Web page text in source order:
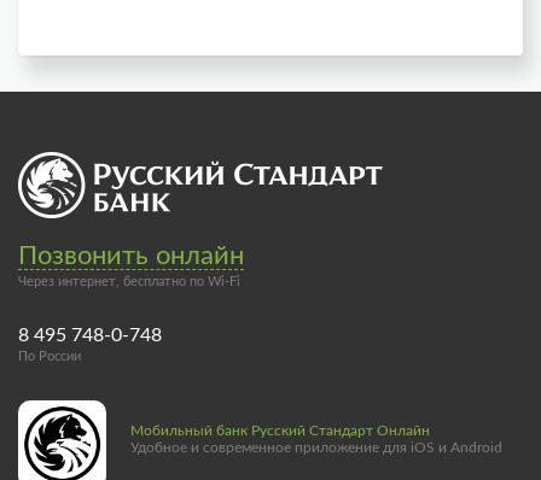
Позвонить онлайн
Через интернет, бесплатно по Wi-Fi
8 495 748-0-748
По России
Мобильный банк Русский Стандарт Онлайн
Удобное и современное приложение для iOS и Android